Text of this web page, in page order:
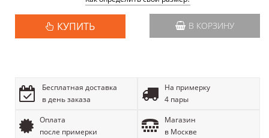
КУПИТЬ В КОРЗИНУ
Бесплатная доставка
в день заказа
На примерку
4 пары
Оплата
после примерки
Магазин
в Москве